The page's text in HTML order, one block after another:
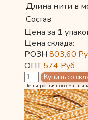
Длина нити в
Состав
Цена за 1
Цена склада:
РОЗН 803,60
ОПТ574 Руб
Цены розничного